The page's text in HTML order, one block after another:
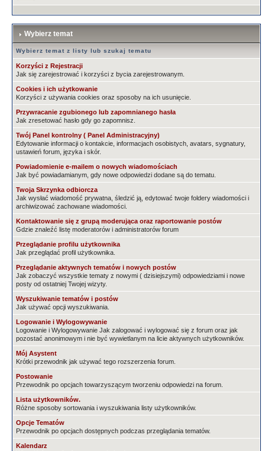
Wybierz temat
Wybierz temat z listy lub szukaj tematu
Korzyści z Rejestracji
Jak się zarejestrować i korzyści z bycia zarejestrowanym.
Cookies i ich użytkowanie
Korzyści z używania cookies oraz sposoby na ich usunięcie.
Przywracanie zgubionego lub zapomnianego hasła
Jak zresetować hasło gdy go zapomnisz.
Twój Panel kontrolny ( Panel Administracyjny)
Edytowanie informacji o kontakcie, informacjach osobistych, avatars, sygnatury,
ustawień forum, języka i skór.
Powiadomienie e-mailem o nowych wiadomościach
Jak być powiadamianym, gdy nowe odpowiedzi dodane są do tematu.
Twoja Skrzynka odbiorcza
Jak wysłać wiadomość prywatna, śledzić ją, edytować twoje foldery wiadomości i
archiwizować zachowane wiadomości.
Kontaktowanie się z grupą moderująca oraz raportowanie postów
Gdzie znaleźć listę moderatorów i administratorów forum
Przeglądanie profilu użytkownika
Jak przeglądać profil użytkownika.
Przeglądanie aktywnych tematów i nowych postów
Jak zobaczyć wszystkie tematy z nowymi ( dzisiejszymi) odpowiedziami i nowe
posty od ostatniej Twojej wizyty.
Wyszukiwanie tematów i postów
Jak używać opcji wyszukiwania.
Logowanie i Wylogowywanie
Logowanie i Wylogowywanie Jak zalogować i wylogować się z forum oraz jak
pozostać anonimowym i nie być wywietlanym na licie aktywnych użytkowników.
Mój Asystent
Krótki przewodnik jak używać tego rozszerzenia forum.
Postowanie
Przewodnik po opcjach towarzyszącym tworzeniu odpowiedzi na forum.
Lista użytkowników.
Różne sposoby sortowania i wyszukiwania listy użytkowników.
Opcje Tematów
Przewodnik po opcjach dostępnych podczas przeglądania tematów.
Kalendarz